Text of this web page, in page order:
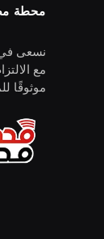
محطة
نسعى في
مع
موثوقًا